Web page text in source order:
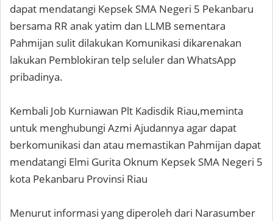
dapat mendatangi Kepsek SMA Negeri 5 Pekanbaru
bersama RR anak yatim dan LLMB sementara
Pahmijan sulit dilakukan Komunikasi dikarenakan
lakukan Pemblokiran telp seluler dan WhatsApp
pribadinya.
Kembali Job Kurniawan Plt Kadisdik Riau,meminta
untuk menghubungi Azmi Ajudannya agar dapat
berkomunikasi dan atau memastikan Pahmijan dapat
mendatangi Elmi Gurita Oknum Kepsek SMA Negeri 5
kota Pekanbaru Provinsi Riau
Menurut informasi yang diperoleh dari Narasumber